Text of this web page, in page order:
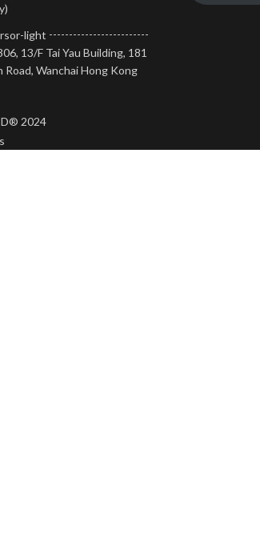
-------------------------
13/F Tai Yau Building, 181
Road, Wanchai Hong Kong
2024